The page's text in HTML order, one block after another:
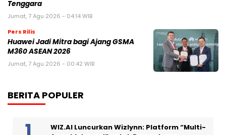
Tenggara
Jumat, 7 Agu 2026 - 04:14 WIB
Pers Rilis
Huawei Jadi Mitra bagi Ajang GSMA
M360 ASEAN 2026
Jumat, 7 Agu 2026 - 00:42 WIB
BERITA POPULER
WIZ.AI Luncurkan Wizlynn: Platform “Multi-